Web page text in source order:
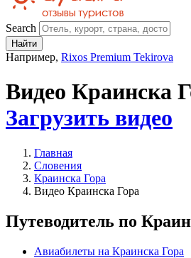
Search
Найти
Например, Rixos Premium Tekirova
Видео Краинска
Загрузить видео
Главная
Словения
Краинска Гора
Видео Краинска Гора
Путеводитель по
Авиабилеты на Краинска Гора